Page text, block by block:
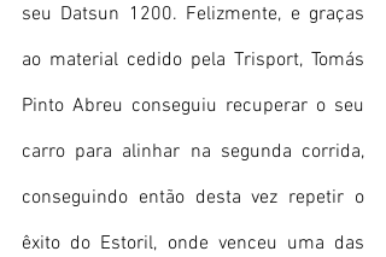
seu Datsun 1200. Felizmente, e graças
ao material cedido pela Trisport, Tomás
Pinto Abreu conseguiu recuperar o seu
carro para alinhar na segunda corrida,
conseguindo então desta vez repetir o
êxito do Estoril, onde venceu uma das